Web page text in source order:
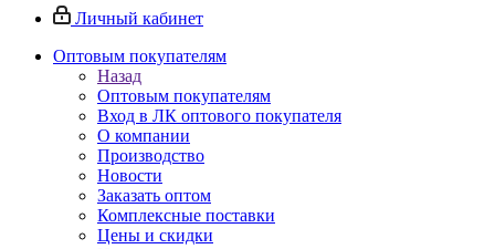
Личный кабинет
Оптовым покупателям
Назад
Оптовым покупателям
Вход в ЛК оптового покупателя
О компании
Производство
Новости
Заказать оптом
Комплексные поставки
Цены и скидки